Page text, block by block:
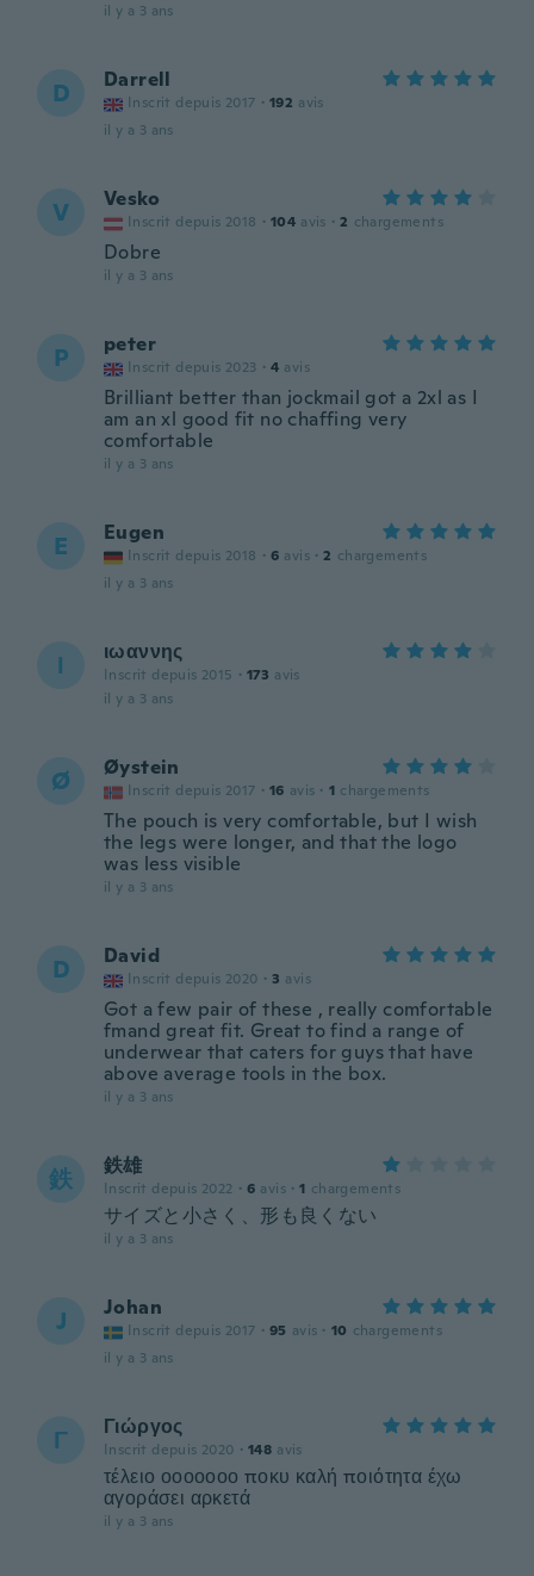
il y a 3 ans
D Darrell
Inscrit depuis 2017 · 192 avis
il y a 3 ans
V Vesko
Inscrit depuis 2018 · 104 avis · 2 chargements
Dobre
il y a 3 ans
P peter
Inscrit depuis 2023 · 4 avis
Brilliant better than jockmail got a 2xl as I
am an xl good fit no chaffing very
comfortable
il y a 3 ans
E Eugen
Inscrit depuis 2018 · 6 avis · 2 chargements
il y a 3 ans
Ι ιωαννης
Inscrit depuis 2015 · 173 avis
il y a 3 ans
Ø Øystein
Inscrit depuis 2017 · 16 avis · 1 chargements
The pouch is very comfortable, but I wish
the legs were longer, and that the logo
was less visible
il y a 3 ans
D David
Inscrit depuis 2020 · 3 avis
Got a few pair of these , really comfortable
fmand great fit. Great to find a range of
underwear that caters for guys that have
above average tools in the box.
il y a 3 ans
鉄 鉄雄
Inscrit depuis 2022 · 6 avis · 1 chargements
サイズと小さく、形も良くない
il y a 3 ans
J Johan
Inscrit depuis 2017 · 95 avis · 10 chargements
il y a 3 ans
Γ Γιώργος
Inscrit depuis 2020 · 148 avis
τέλειο οοοοοοο ποκυ καλή ποιότητα έχω
αγοράσει αρκετά
il y a 3 ans